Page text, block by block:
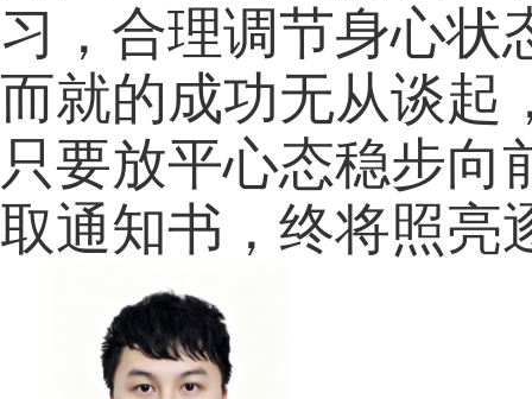
习，合理调节身心状
而就的成功无从谈起
只要放平心态稳步向
取通知书，终将照亮